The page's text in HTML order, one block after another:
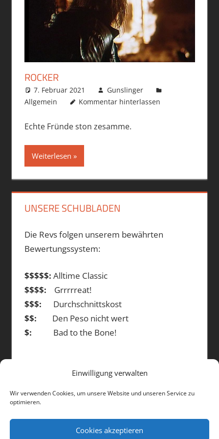
Einwilligung verwalten
Wir verwenden Cookies, um unsere Website und unseren Service zu
optimieren.
Cookies akzeptieren
ROCKER
7. Februar 2021
Gunslinger
Allgemein
Kommentar hinterlassen
Echte Fründe ston zesamme.
Weiterlesen
UNSERE SCHUBLADEN
Die Revs folgen unserem bewährten
Bewertungssystem:
$$$$$: Alltime Classic
$$$$: Grrrrreat!
$$$: Durchschnittskost
$$: Den Peso nicht wert
$: Bad to the Bone!
DIE BEITRÄGE